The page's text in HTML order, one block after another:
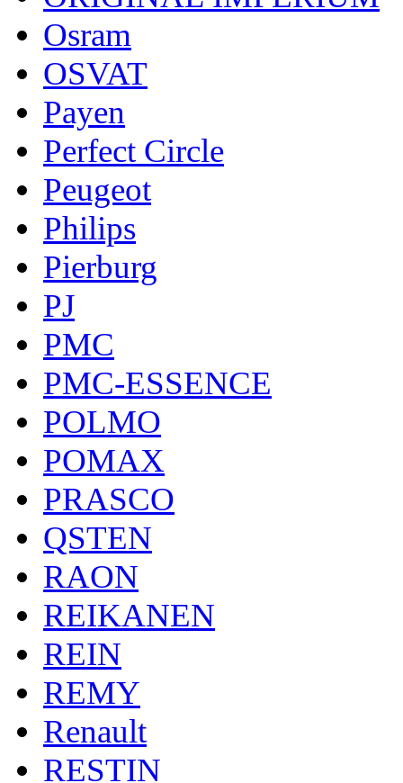
Osram
OSVAT
Payen
Perfect Circle
Peugeot
Philips
Pierburg
PJ
PMC
PMC-ESSENCE
POLMO
POMAX
PRASCO
QSTEN
RAON
REIKANEN
REIN
REMY
Renault
RESTIN